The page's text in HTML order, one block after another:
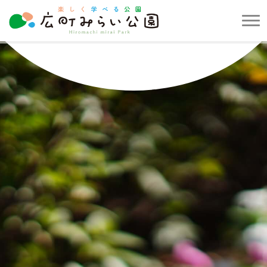
楽
し
学
べ
る
園
広
み
ら
い
公
メ
ュ
ー
を
開
閉